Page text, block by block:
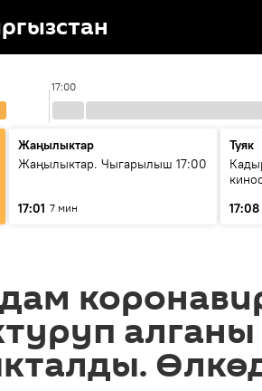
17:00
Жаңылыктар
Жаңылыктар. Чыгарылыш 17:00
17:01 7 мин
Туяк
17:08
алганы